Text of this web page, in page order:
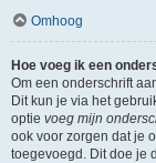
Omhoog
Hoe voeg ik een
Om een onderschrift
Dit kun je via het
optie voeg mijn
ook voor zorgen dat je
toegevoegd. Dit doe je